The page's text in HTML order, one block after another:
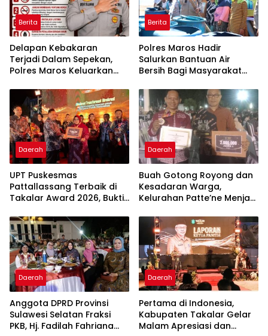
Berita
Delapan Kebakaran
Terjadi Dalam Sepekan,
Polres Maros Keluarkan
Masyarakat
Berita
Polres Maros Hadir
Salurkan Bantuan Air
Bersih Bagi Masyarakat
Di Maros
Daerah
UPT Puskesmas
Pattallassang Terbaik di
Takalar Award 2026, Bukti
Pelayanan Kesehatan
Berkualitas
Daerah
Buah Gotong Royong dan
Kesadaran Warga,
Kelurahan Patte’ne Menjadi
2026
Daerah
Anggota DPRD Provinsi
Sulawesi Selatan Fraksi
PKB, Hj. Fadilah Fahriana
Daerah
Pertama di Indonesia,
Kabupaten Takalar Gelar
Malam Apresiasi dan